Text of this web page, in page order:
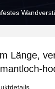
Länge,